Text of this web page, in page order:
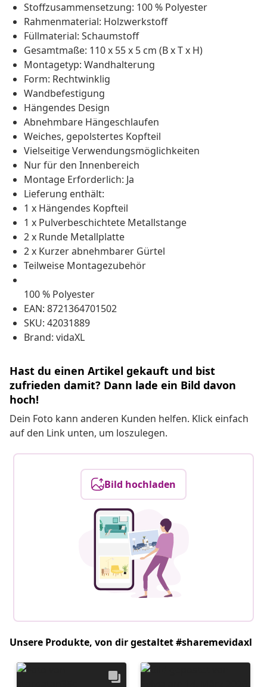
Stoffzusammensetzung: 100 % Polyester
Rahmenmaterial: Holzwerkstoff
Füllmaterial: Schaumstoff
Gesamtmaße: 110 x 55 x 5 cm (B x T x H)
Montagetyp: Wandhalterung
Form: Rechtwinklig
Wandbefestigung
Hängendes Design
Abnehmbare Hängeschlaufen
Weiches, gepolstertes Kopfteil
Vielseitige Verwendungsmöglichkeiten
Nur für den Innenbereich
Montage Erforderlich: Ja
Lieferung enthält:
1 x Hängendes Kopfteil
1 x Pulverbeschichtete Metallstange
2 x Runde Metallplatte
2 x Kurzer abnehmbarer Gürtel
Teilweise Montagezubehör
100 % Polyester
EAN: 8721364701502
SKU: 42031889
Brand: vidaXL
Hast du einen Artikel gekauft und bist
zufrieden damit? Dann lade ein Bild davon
hoch!
Dein Foto kann anderen Kunden helfen. Klick einfach
auf den Link unten, um loszulegen.
Bild hochladen
Unsere Produkte, von dir gestaltet #sharemevidaxl